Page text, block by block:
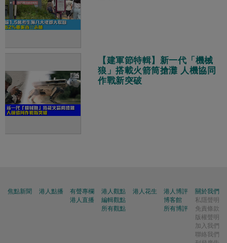
【建軍節特輯】新一代「機械
狼」搭載火箭筒搶灘 人機協同
作戰新突破
焦點新聞 港人點播
有聲專欄
港人直播
港人觀點
編輯觀點
所有觀點
港人花生
港人博評
博客館
所有博評
關於我們
私隱聲明
免責條款
版權聲明
加入我們
聯絡我們